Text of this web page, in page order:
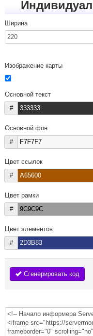
Ширина
Изображение карты
Основной текст
#
Основной фон
#
Цвет ссылок
#
Цвет рамки
#
Цвет элементов
#
Сгенерировать код